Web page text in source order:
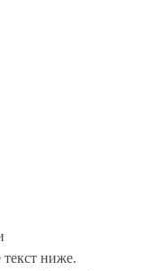
ниже.